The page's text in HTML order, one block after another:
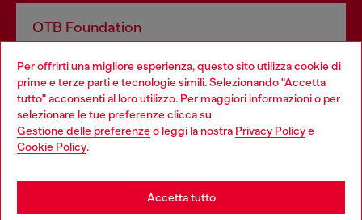
Per offrirti una migliore esperienza, questo sito utilizza cookie di
prime e terze parti e tecnologie simili. Selezionando "Accetta
tutto" acconsenti al loro utilizzo. Per maggiori informazioni o per
selezionare le tue preferenze clicca su
Gestione delle preferenzeo leggi la nostra Privacy Policye
Cookie Policy.
Accetta tutto
OTB Foundation
profit del gruppo OTB che sostiene progetti concreti per
giovani, donne, inclusione ed emergenze in tutto il mondo.
Choose your location
You are currently browsing Italia website, but it seems you may
be based in United States